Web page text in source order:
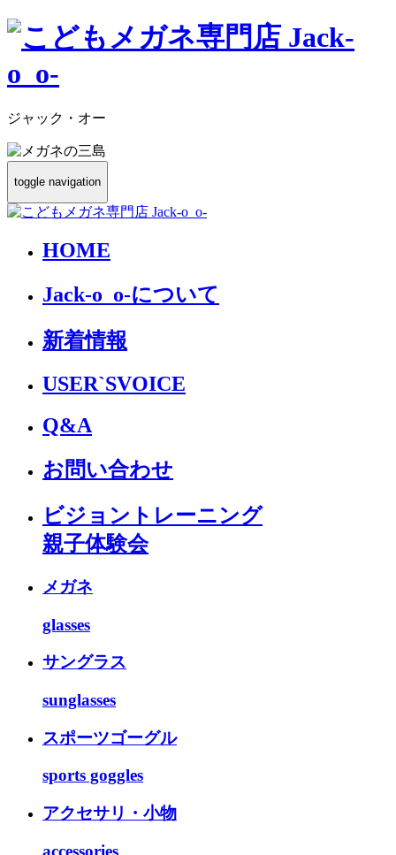
ジャック・オー
toggle navigation
HOME
Jack-o_o-について
新着情報
USER`SVOICE
Q&A
お問い合わせ
ビジョントレーニング
親子体験会
メガネ
glasses
サングラス
sunglasses
スポーツゴーグル
sports goggles
アクセサリ・小物
accessories